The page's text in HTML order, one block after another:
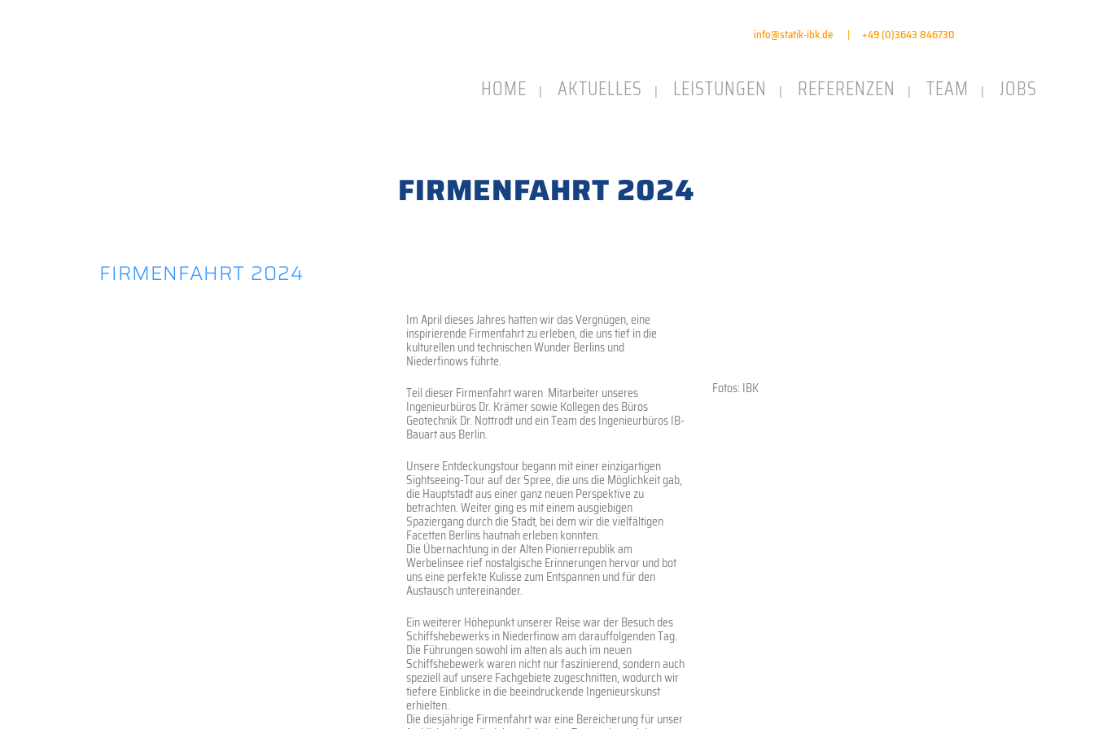
info@statik-ibk.de |+49 (0)3643 846730
HOME AKTUELLES LEISTUNGEN REFERENZEN TEAM JOBS
FIRMENFAHRT 2024
FIRMENFAHRT 2024
Im April dieses Jahres hatten wir das Vergnügen, eine
inspirierende Firmenfahrt zu erleben, die uns tief in die
kulturellen und technischen Wunder Berlins und
Niederfinows führte.
Teil dieser Firmenfahrt waren Mitarbeiter unseres
Ingenieurbüros Dr. Krämer sowie Kollegen des Büros
Geotechnik Dr. Nottrodt und ein Team des Ingenieurbüros IB-
Bauart aus Berlin.
Unsere Entdeckungstour begann mit einer einzigartigen
Sightseeing-Tour auf der Spree, die uns die Möglichkeit gab,
die Hauptstadt aus einer ganz neuen Perspektive zu
betrachten. Weiter ging es mit einem ausgiebigen
Spaziergang durch die Stadt, bei dem wir die vielfältigen
Facetten Berlins hautnah erleben konnten.
Die Übernachtung in der Alten Pionierrepublik am
Werbelinsee rief nostalgische Erinnerungen hervor und bot
uns eine perfekte Kulisse zum Entspannen und für den
Austausch untereinander.
Ein weiterer Höhepunkt unserer Reise war der Besuch des
Schiffshebewerks in Niederfinow am darauffolgenden Tag.
Die Führungen sowohl im alten als auch im neuen
Schiffshebewerk waren nicht nur faszinierend, sondern auch
speziell auf unsere Fachgebiete zugeschnitten, wodurch wir
tiefere Einblicke in die beeindruckende Ingenieurskunst
erhielten.
Die diesjährige Firmenfahrt war eine Bereicherung für unser
Fotos: IBK